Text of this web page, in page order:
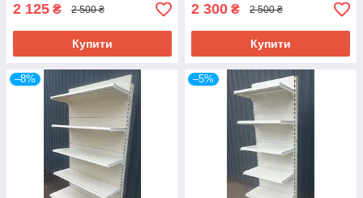
2 125 ₴ 2 500 ₴
Купити
2 300 ₴ 2 500 ₴
Купити
–8% –5%